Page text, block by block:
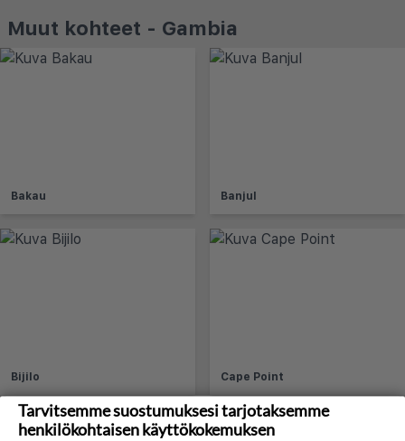
Muut kohteet - Gambia
Bakau Banjul
Bijilo Cape Point
Tarvitsemme suostumuksesi tarjotaksemme
henkilökohtaisen käyttökokemuksen